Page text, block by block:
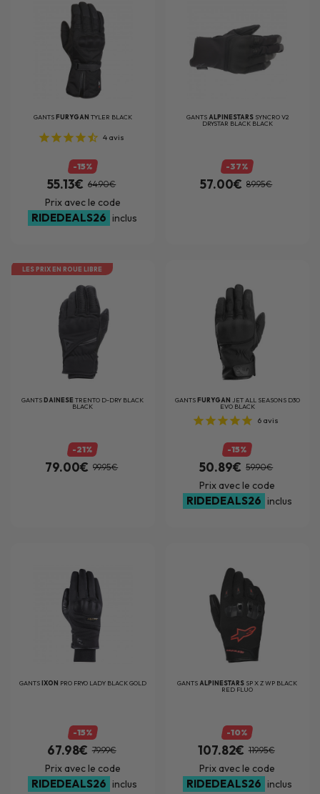
GANTSFURYGAN TYLER BLACK
4avis
-15%
55.13€ 64.90€
Prix avec le code
RIDEDEALS26 inclus
GANTS ALPINESTARS SYNCRO V2
DRYSTAR BLACK BLACK
-37%
57.00€ 89.95€
LES PRIX EN ROUE LIBRE
GANTSDAINESETRENTO D-DRY BLACK
BLACK
-21%
79.00€ 99.95€
GANTSFURYGAN JET ALL SEASONS D3O
EVO BLACK
6 avis
-15%
50.89€ 59.90€
Prix avec le code
RIDEDEALS26 inclus
GANTSIXON PRO FRYO LADY BLACK GOLD
-15%
67.98€ 79.99€
Prix avec le code
RIDEDEALS26 inclus
GANTS ALPINESTARS SP X Z WP BLACK
RED FLUO
-10%
107.82€ 119.95€
Prix avec le code
RIDEDEALS26 inclus